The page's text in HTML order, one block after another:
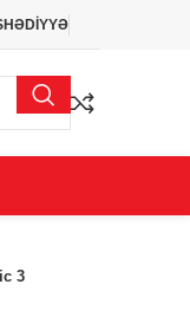
HƏDİYYƏ
3